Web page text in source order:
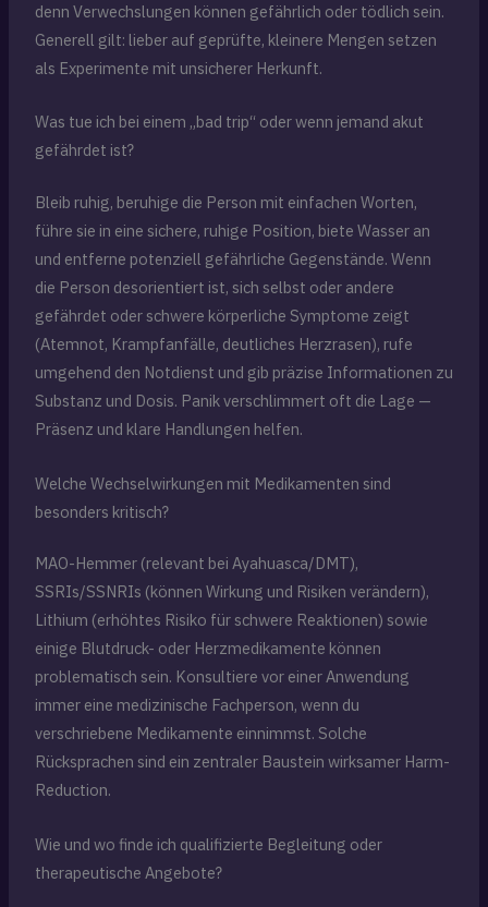
denn Verwechslungen können gefährlich oder tödlich sein.
Generell gilt: lieber auf geprüfte, kleinere Mengen setzen
als Experimente mit unsicherer Herkunft.
Was tue ich bei einem „bad trip“ oder wenn jemand akut
gefährdet ist?
Bleib ruhig, beruhige die Person mit einfachen Worten,
führe sie in eine sichere, ruhige Position, biete Wasser an
und entferne potenziell gefährliche Gegenstände. Wenn
die Person desorientiert ist, sich selbst oder andere
gefährdet oder schwere körperliche Symptome zeigt
(Atemnot, Krampfanfälle, deutliches Herzrasen), rufe
umgehend den Notdienst und gib präzise Informationen zu
Substanz und Dosis. Panik verschlimmert oft die Lage —
Präsenz und klare Handlungen helfen.
Welche Wechselwirkungen mit Medikamenten sind
besonders kritisch?
MAO-Hemmer (relevant bei Ayahuasca/DMT),
SSRIs/SSNRIs (können Wirkung und Risiken verändern),
Lithium (erhöhtes Risiko für schwere Reaktionen) sowie
einige Blutdruck- oder Herzmedikamente können
problematisch sein. Konsultiere vor einer Anwendung
immer eine medizinische Fachperson, wenn du
verschriebene Medikamente einnimmst. Solche
Rücksprachen sind ein zentraler Baustein wirksamer Harm-
Reduction.
Wie und wo finde ich qualifizierte Begleitung oder
therapeutische Angebote?